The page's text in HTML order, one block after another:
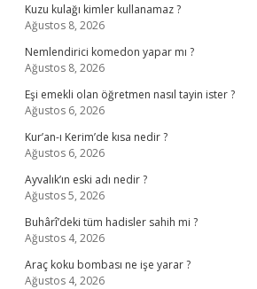
Kuzu kulağı kimler kullanamaz ?
Ağustos 8, 2026
Nemlendirici komedon yapar mı ?
Ağustos 8, 2026
Eşi emekli olan öğretmen nasıl tayin ister ?
Ağustos 6, 2026
Kur’an-ı Kerim’de kısa nedir ?
Ağustos 6, 2026
Ayvalık’ın eski adı nedir ?
Ağustos 5, 2026
Buhârî’deki tüm hadisler sahih mi ?
Ağustos 4, 2026
Araç koku bombası ne işe yarar ?
Ağustos 4, 2026